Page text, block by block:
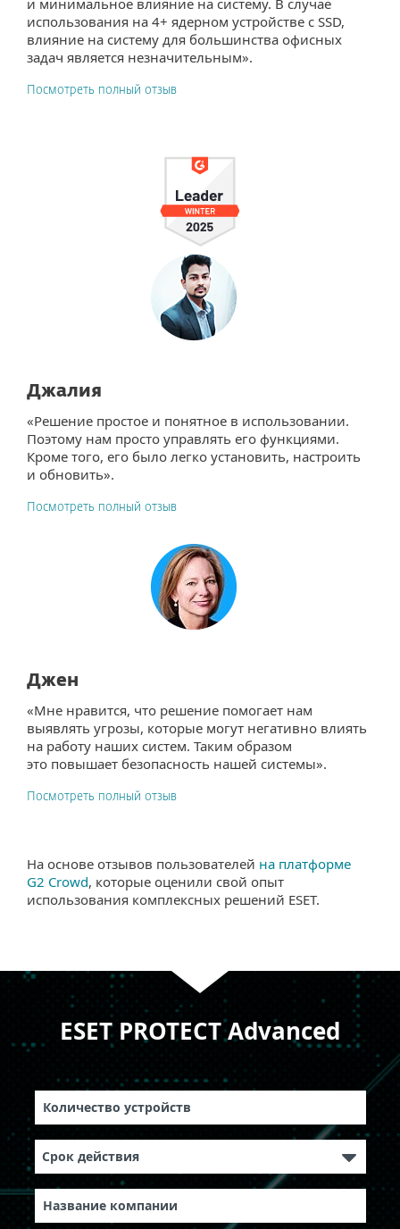
и минимальное влияние на систему. В случае
использования на 4+ ядерном устройстве с SSD,
влияние на систему для большинства офисных
задач является незначительным».
Посмотреть полный отзыв
Джалия
«Решение простое и понятное в использовании.
Поэтому нам просто управлять его функциями.
Кроме того, его было легко установить, настроить
и обновить».
Посмотреть полный отзыв
Джен
«Мне нравится, что решение помогает нам
выявлять угрозы, которые могут негативно влиять
на работу наших систем. Таким образом
это повышает безопасность нашей системы».
Посмотреть полный отзыв
На основе отзывов пользователей на платформе
G2 Crowd, которые оценили свой опыт
использования комплексных решений ESET.